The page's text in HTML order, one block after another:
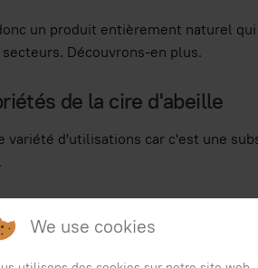
un produit entièrement naturel
Découvrons-en plus.
de la cire d'abeille
variété d'utilisations car c'est une
le comprenons, utilisent de la
qui s'emboîtent
aide également à garder les
We use cookies